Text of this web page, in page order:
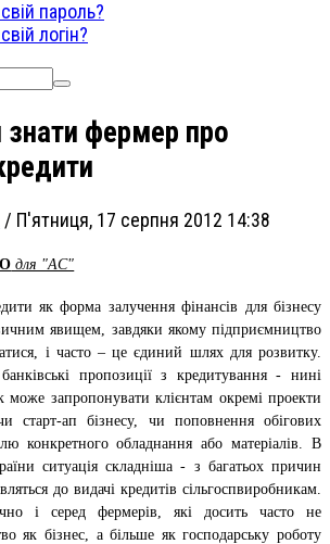
пароль?
логін?
фермер про
/ П'ятниця, 17 серпня 2012 14:38
для "АС"
як форма залучення фінансів для бізнесу
явищем, завдяки якому підприємництво
і часто – це єдиний шлях для розвитку.
пропозиції з кредитування - нині
запропонувати клієнтам окремі проекти
старт-ап бізнесу, чи поповнення обігових
конкретного обладнання або матеріалів. В
ситуація складніша - з багатьох причин
до видачі кредитів сільгоспвиробникам.
і серед фермерів, які досить часто не
як бізнес, а більше як господарську роботу